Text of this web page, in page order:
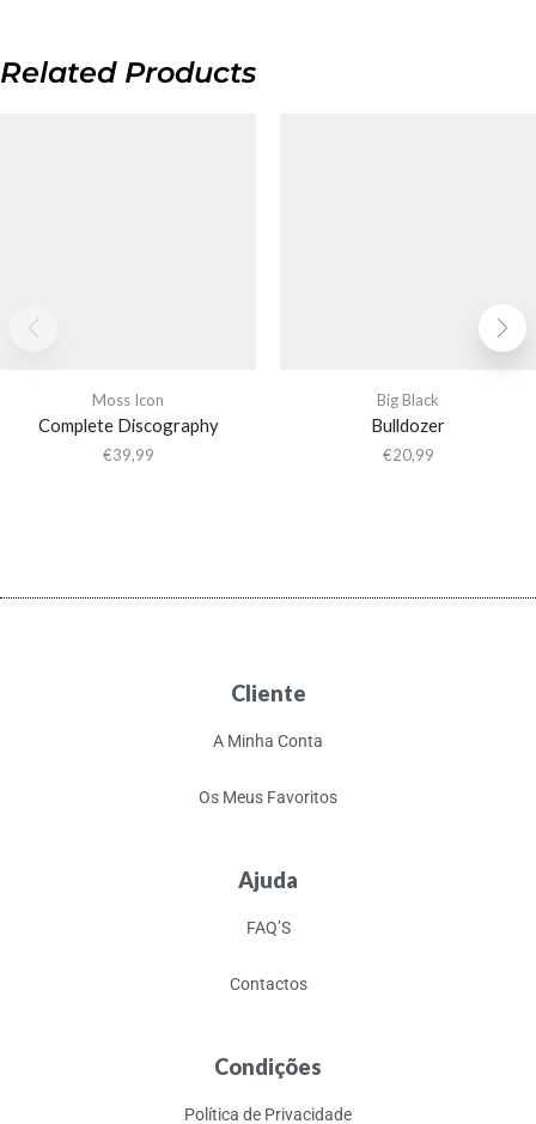
Related Products
Moss Icon
Complete Discography
€39,99
Big Black
Bulldozer
€20,99
Cliente
A Minha Conta
Os Meus Favoritos
Ajuda
FAQ’S
Contactos
Condições
Política de Privacidade